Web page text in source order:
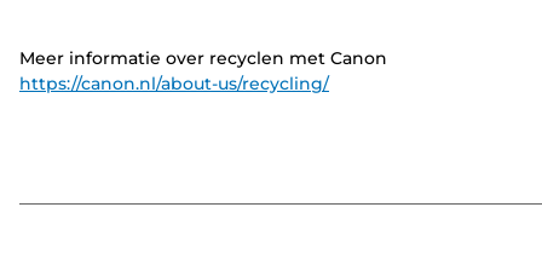
Meer informatie over recyclen met Canon
https://canon.nl/about-us/recycling/